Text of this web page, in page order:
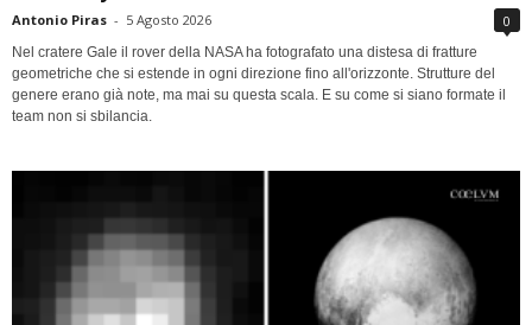
Antonio Piras - 5 Agosto 2026 0
Nel cratere Gale il rover della NASA ha fotografato una distesa di fratture
geometriche che si estende in ogni direzione fino all'orizzonte. Strutture del
genere erano già note, ma mai su questa scala. E su come si siano formate il
team non si sbilancia.